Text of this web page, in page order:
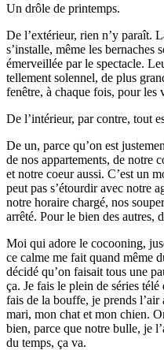
Un drôle de printemps.
De l’extérieur, rien n’y paraît.
s’installe, même les
émerveillée par le spectacle.
tellement solennel, de plus
fenêtre, à chaque fois, pour les
De l’intérieur, par contre, tout
De un, parce qu’on est
de nos appartements, de notre
et notre coeur aussi. C’est un
peut pas s’étourdir avec notre
notre horaire chargé, nos
arrêté. Pour le bien des autres,
Moi qui adore le cocooning,
ce calme me fait quand même
décidé qu’on faisait tous une
ça. Je fais le plein de séries
fais de la bouffe, je prends l’air
mari, mon chat et mon chien.
bien, parce que notre bulle, je
du temps, ça va.